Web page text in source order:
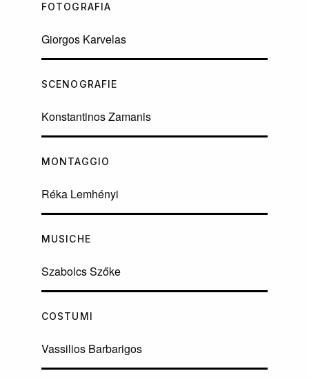
FOTOGRAFIA
Giorgos Karvelas
SCENOGRAFIE
Konstantinos Zamanis
MONTAGGIO
Réka Lemhényi
MUSICHE
Szabolcs Szőke
COSTUMI
Vassilios Barbarigos